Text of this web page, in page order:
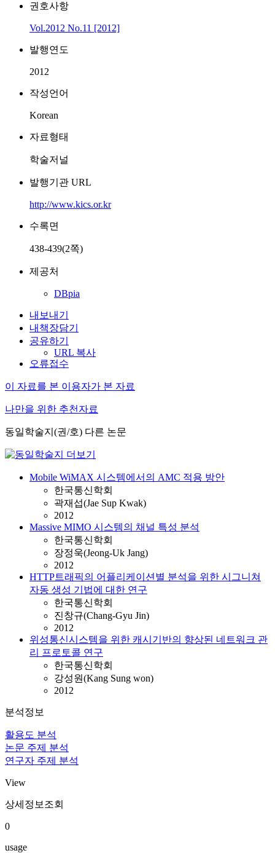
권호사항
Vol.2012 No.11 [2012]
발행연도
2012
작성언어
Korean
자료형태
학술저널
발행기관 URL
http://www.kics.or.kr
수록면
438-439(2쪽)
제공처
DBpia
내보내기
내책장담기
공유하기
URL 복사
오류접수
이 자료를 본 이용자가 본 자료
나만을 위한 추천자료
동일학술지(권/호) 다른 논문
Mobile WiMAX 시스템에서의 AMC 적용 방안
한국통신학회
곽재섭(Jae Sup Kwak)
2012
Massive MIMO 시스템의 채널 특성 분석
한국통신학회
장정욱(Jeong-Uk Jang)
2012
HTTP트래픽의 어플리케이션별 분석을 위한 시그니쳐
자동 생성 기법에 대한 연구
한국통신학회
진창규(Chang-Gyu Jin)
2012
위성통신시스템을 위한 캐시기반의 향상된 네트워크 관
리 프로토콜 연구
한국통신학회
강성원(Kang Sung won)
2012
분석정보
활용도 분석
논문 주제 분석
연구자 주제 분석
View
상세정보조회
0
usage